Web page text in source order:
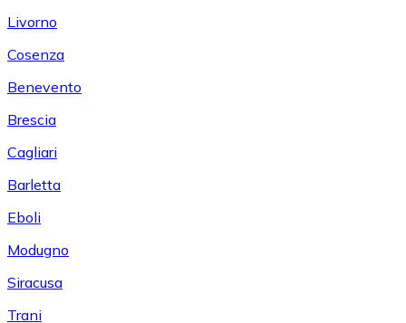
Livorno
Cosenza
Benevento
Brescia
Cagliari
Barletta
Eboli
Modugno
Siracusa
Trani